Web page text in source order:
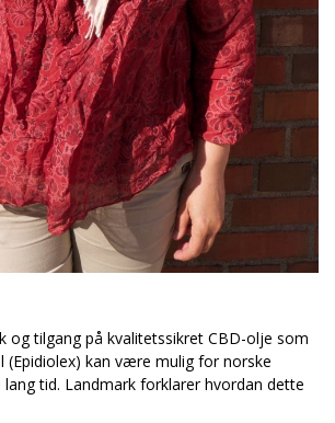
og tilgang på kvalitetssikret CBD-olje som
(Epidiolex) kan være mulig for norske
lang tid. Landmark forklarer hvordan dette